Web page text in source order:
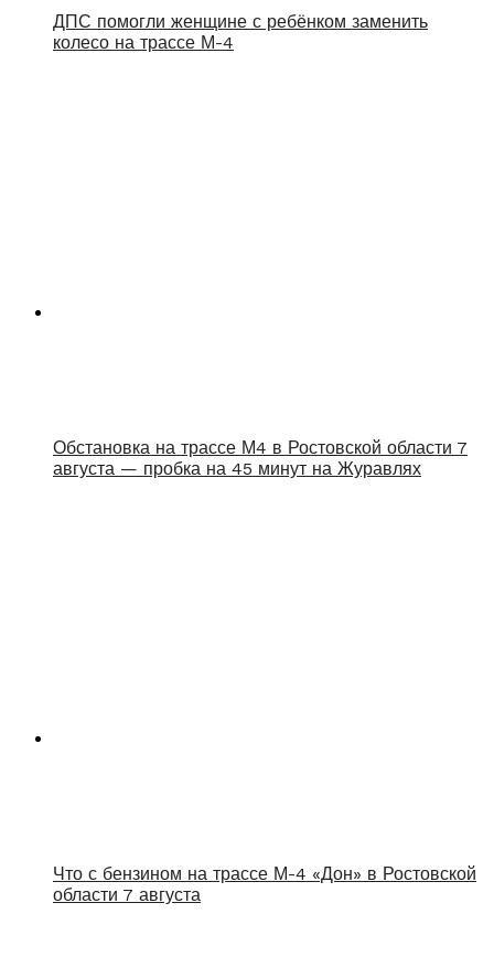
ДПС помогли женщине с ребёнком заменить
колесо на трассе М-4
Обстановка на трассе М4 в Ростовской области 7
августа — пробка на 45 минут на Журавлях
Что с бензином на трассе М-4 «Дон» в Ростовской
области 7 августа